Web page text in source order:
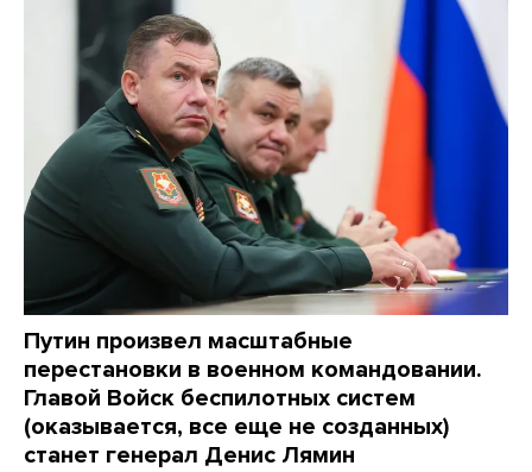
Путин произвел масштабные
перестановки в военном командовании.
Главой Войск беспилотных систем
(оказывается, все еще не созданных)
станет генерал Денис Лямин